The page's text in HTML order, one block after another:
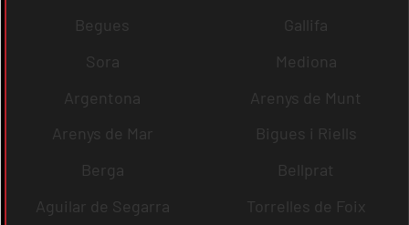
Begues
Gallifa
Sora
Mediona
Argentona
Arenys de Munt
Arenys de Mar
Bigues i Riells
Berga
Bellprat
Aguilar de Segarra
Torrelles de Foix